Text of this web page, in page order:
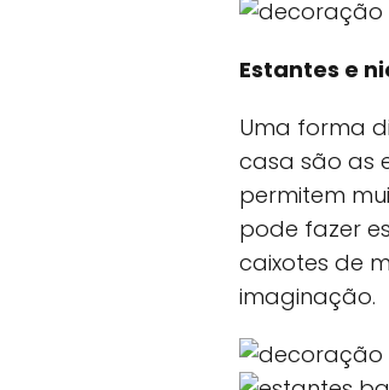
Estantes e
Uma forma
casa são as
permitem
pode fazer
caixotes de
imaginação.